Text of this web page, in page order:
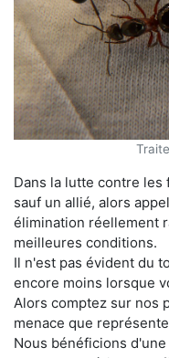
Dans la lutte contre
sauf un allié, alors
élimination réellement
meilleures conditions.
Il n'est pas évident du
encore moins lorsque
Alors comptez sur nos
menace que
Nous bénéficions